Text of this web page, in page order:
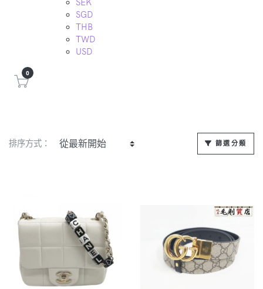
SEK
SGD
THB
TWD
USD
0
排序方式： 篩選分類